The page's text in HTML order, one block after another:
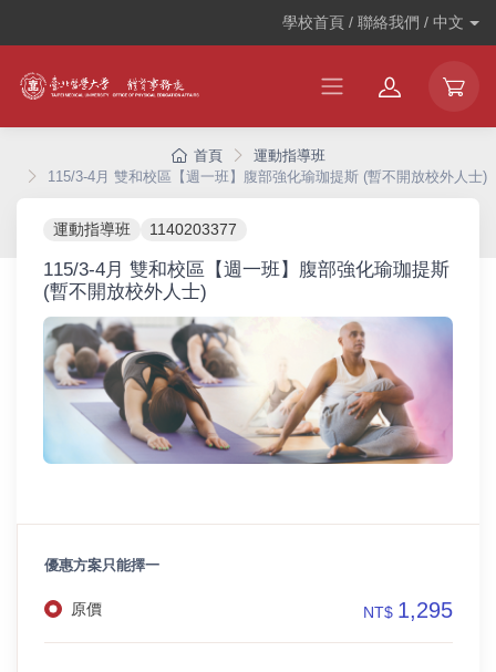
學校首頁 / 聯絡我們 /中文
首頁
運動指導班
115/3-4月 雙和校區【週一班】腹部強化瑜珈提斯 (暫不開放校外人士)
運動指導班 1140203377
115/3-4月 雙和校區【週一班】腹部強化瑜珈提斯
(暫不開放校外人士)
優惠方案只能擇一
原價 NT$ 1,295